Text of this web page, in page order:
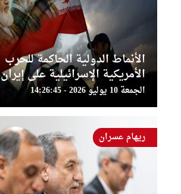
الأنماط الدولية الحاكمة للحرب
الأمريكية الإسرائيلية على إيران
الجمعة 10 يوليو 2026 - 14:26:45
ريهام عسران